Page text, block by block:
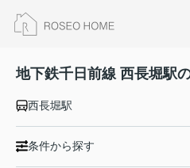
地下鉄千日前線 西長堀駅
西長堀駅
条件から探す